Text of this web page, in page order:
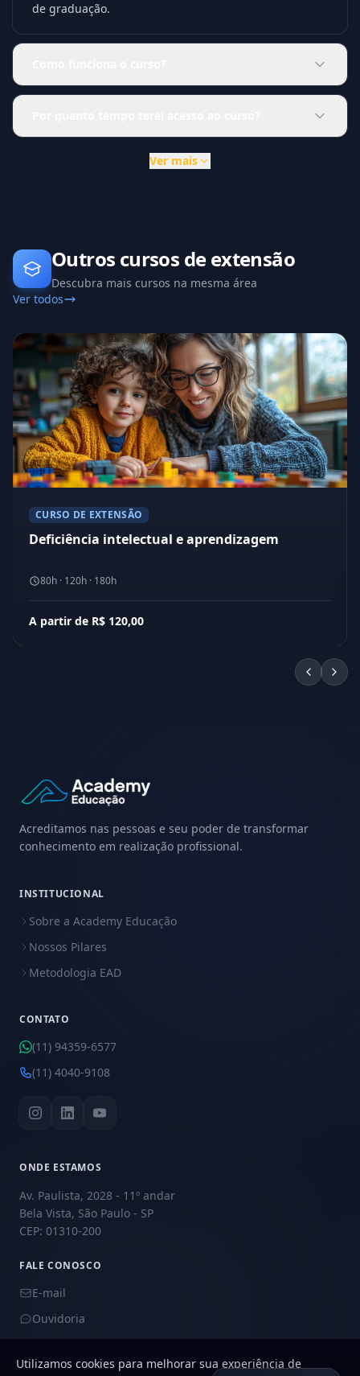
de graduação.
Ver mais
Outros cursos de extensão
Descubra mais cursos na mesma área
Ver todos
CURSO DE EXTENSÃO
Deficiência intelectual e aprendizagem
80h · 120h · 180h
A partir de R$ 120,00
Acreditamos nas pessoas e seu poder de transformar
conhecimento em realização profissional.
INSTITUCIONAL
Sobre a Academy Educação
Nossos Pilares
Metodologia EAD
CONTATO
(11) 94359-6577
(11) 4040-9108
ONDE ESTAMOS
Av. Paulista, 2028 - 11º andar
Bela Vista, São Paulo - SP
CEP: 01310-200
FALE CONOSCO
E-mail
Ouvidoria
Utilizamos cookies para melhorar sua experiência de